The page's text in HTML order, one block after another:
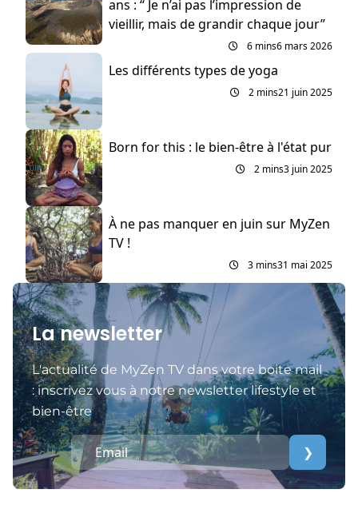
ans : “ Je n’ai pas l’impression de
vieillir, mais de grandir chaque jour”
6 mins6 mars 2026
Les différents types de yoga
2 mins21 juin 2025
Born for this : le bien-être à l'état pur
2 mins3 juin 2025
À ne pas manquer en juin sur MyZen
TV !
3 mins31 mai 2025
La newsletter
L'actualité de MyZen TV dans votre boite mail
: inscrivez vous à notre newsletter lifestyle et
bien-être
❯